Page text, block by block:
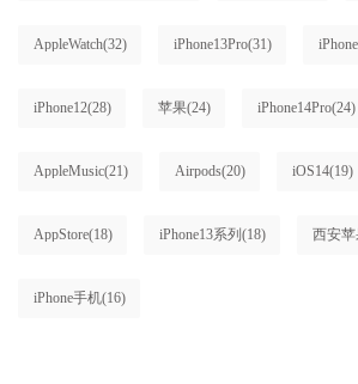
AppleWatch(32) iPhone13Pro(31)
iPhone12(28) 苹果(24) iPhone14Pro(24)
AppleMusic(21) Airpods(20) iOS14(19)
AppStore(18) iPhone13系列 (18) 西安苹
iPhone手机(16)